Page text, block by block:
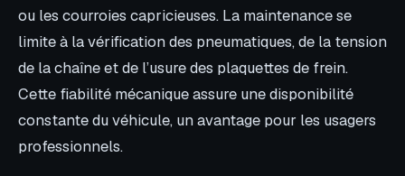
ou les courroies capricieuses. La maintenance se
limite à la vérification des pneumatiques, de la tension
de la chaîne et de l’usure des plaquettes de frein.
Cette fiabilité mécanique assure une disponibilité
constante du véhicule, un avantage pour les usagers
professionnels.